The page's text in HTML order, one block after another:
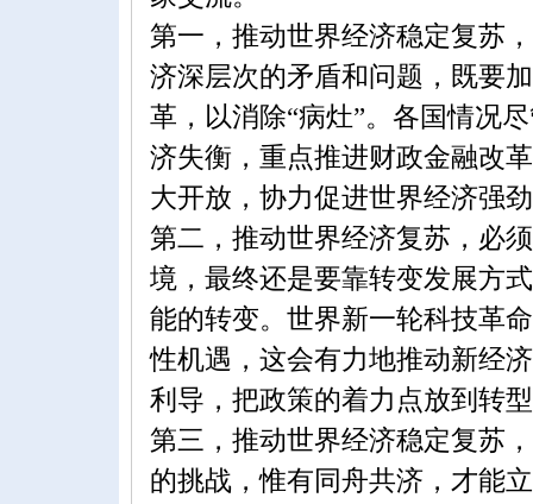
第一，推动世界经济稳定复苏
济深层次的矛盾和问题，既要
革，以消除“病灶”。各国情况
济失衡，重点推进财政金融改
大开放，协力促进世界经济强
第二，推动世界经济复苏，必
境，最终还是要靠转变发展方
能的转变。世界新一轮科技革
性机遇，这会有力地推动新经
利导，把政策的着力点放到转
第三，推动世界经济稳定复苏
的挑战，惟有同舟共济，才能